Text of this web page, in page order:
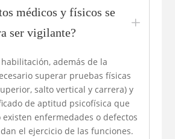
médicos y físicos se
ser vigilante?
L
además de la
superar pruebas físicas
salto vertical y carrera) y
de aptitud psicofísica que
enfermedades o defectos
el ejercicio de las funciones.